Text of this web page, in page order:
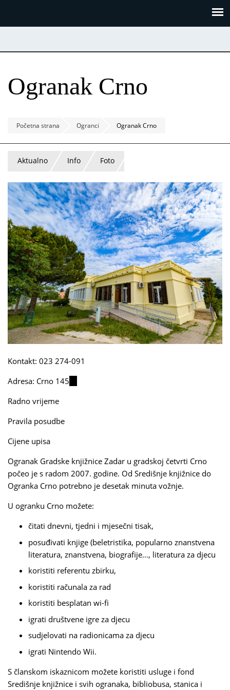
Ogranak Crno
Početna strana Ogranci Ogranak Crno
Aktualno Info Foto
Kontakt: 023 274-091
Adresa: Crno 145
Radno vrijeme
Pravila posudbe
Cijene upisa
Ogranak Gradske knjižnice Zadar u gradskoj četvrti Crno
počeo je s radom 2007. godine. Od Središnje knjižnice do
Ogranka Crno potrebno je desetak minuta vožnje.
U ogranku Crno možete:
čitati dnevni, tjedni i mjesečni tisak,
posuđivati knjige (beletristika, popularno znanstvena
literatura, znanstvena, biografije…, literatura za djecu
koristiti referentu zbirku,
koristiti računala za rad
koristiti besplatan wi-fi
igrati društvene igre za djecu
sudjelovati na radionicama za djecu
igrati Nintendo Wii.
S članskom iskaznicom možete koristiti usluge i fond
Središnje knjižnice i svih ogranaka, bibliobusa, stanica i